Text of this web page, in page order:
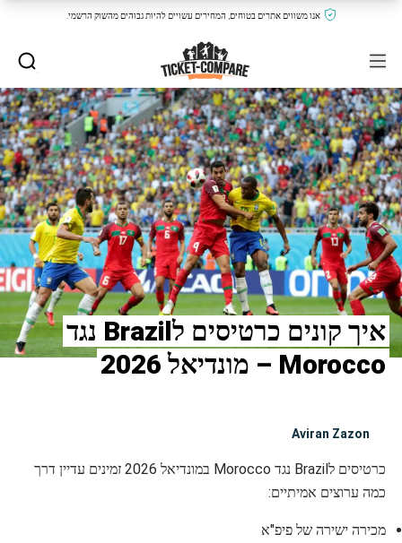
אנו משווים אתרים בטוחים, המחירים עשויים להיות גבוהים מהשוק הרשמי.
איך קונים כרטיסים לBrazil נגד
Morocco – מונדיאל 2026
Aviran Zazon
כרטיסים לBrazil נגד Morocco במונדיאל 2026 זמינים עדיין דרך
כמה ערוצים אמיתיים:
מכירה ישירה של פיפ"א